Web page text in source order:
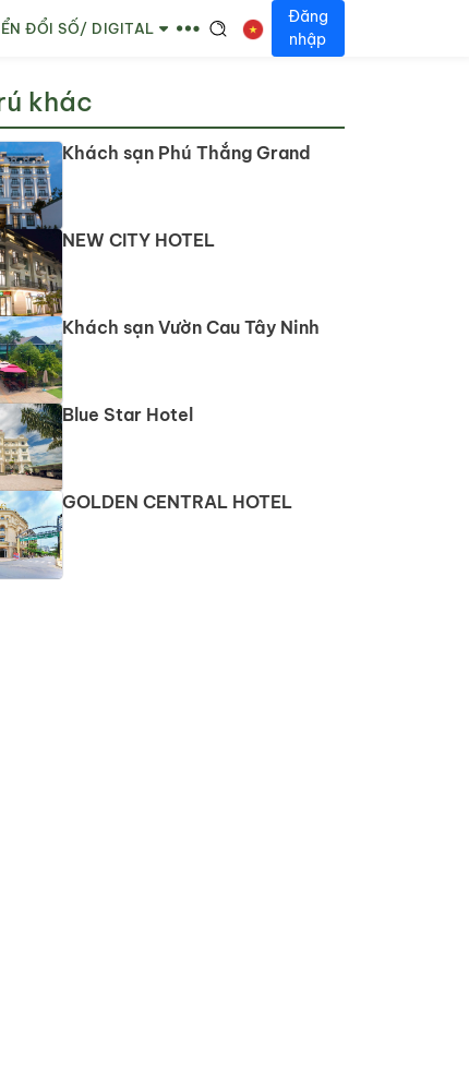
ĐỔI SỐ/ DIGITAL
Đăng
nhập
khác
Khách sạn Phú Thắng Grand
NEW CITY HOTEL
Khách sạn Vườn Cau Tây Ninh
Blue Star Hotel
GOLDEN CENTRAL HOTEL